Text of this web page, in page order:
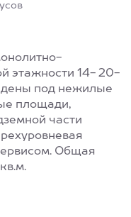
этажности 14- 20-
под нежилые
площади,
части
Общая